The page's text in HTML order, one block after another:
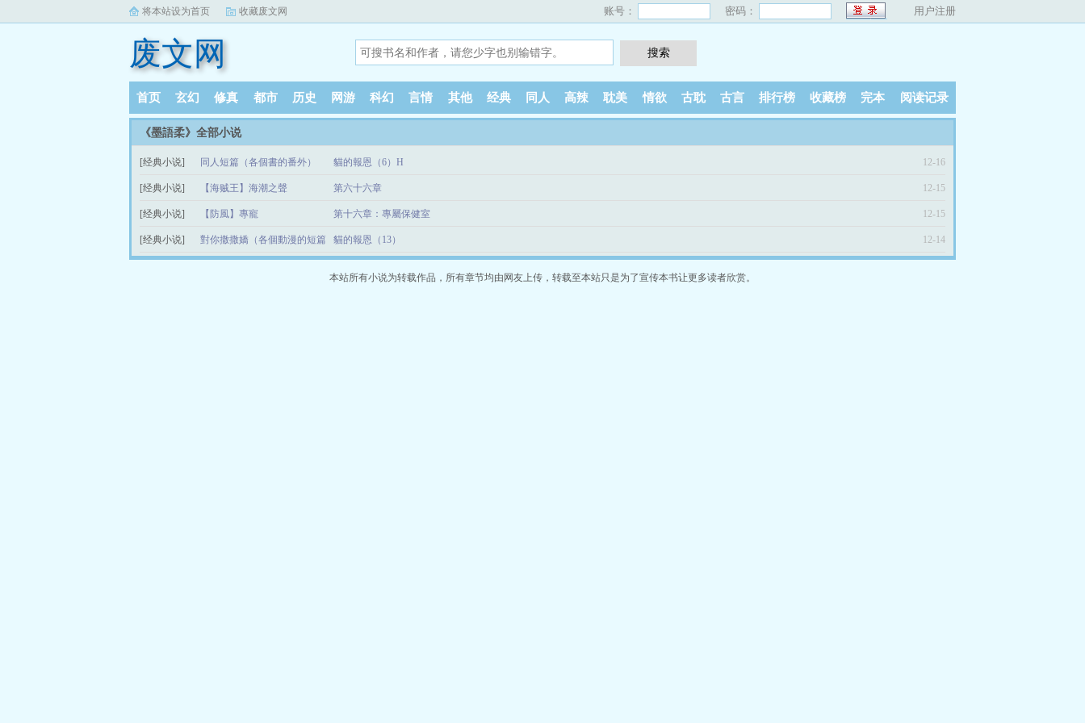
将本站设为首页 收藏废文网 账号： 密码： 用户注册
废文网
首页 玄幻 修真 都市 历史 网游 科幻 言情 其他 经典 同人 高辣 耽美 情欲 古耽 古言 排行榜 收藏榜 完本 阅读记录
《墨語柔》全部小说
[经典小说] 同人短篇（各個書的番外） 貓的報恩（6）H 12-16
[经典小说] 【海贼王】海潮之聲 第六十六章 12-15
[经典小说] 【防風】專寵 第十六章：專屬保健室 12-15
[经典小说] 對你撒撒嬌（各個動漫的短篇 貓的報恩（13） 12-14
本站所有小说为转载作品，所有章节均由网友上传，转载至本站只是为了宣传本书让更多读者欣赏。